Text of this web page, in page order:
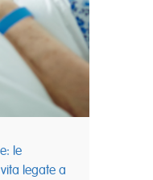
le
legate a